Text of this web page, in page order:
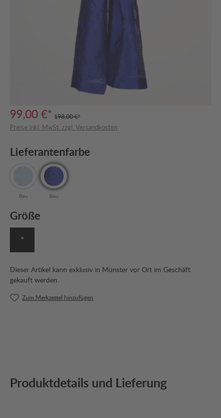
99,00 €* 198,00 €*
Preise inkl. MwSt. zzgl. Versandkosten
Lieferantenfarbe
Blau Blau
Größe
*
Dieser Artikel kann exklusiv in Münster vor Ort im Geschäft
gekauft werden.
Zum Merkzettel hinzufügen
Produktdetails und Lieferung